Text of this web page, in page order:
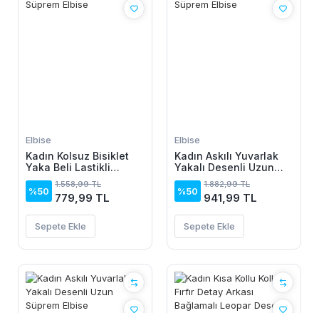
Elbise
Kadın Kolsuz Bisiklet
Yaka Beli Lastikli
Desenli Süprem Elbise
%50
1.558,99 TL
779,99 TL
Sepete Ekle
Elbise
Kadın Askılı Yuvarlak
Yakalı Desenli Uzun
Süprem Elbise
%50
1.882,99 TL
941,99 TL
Sepete Ekle